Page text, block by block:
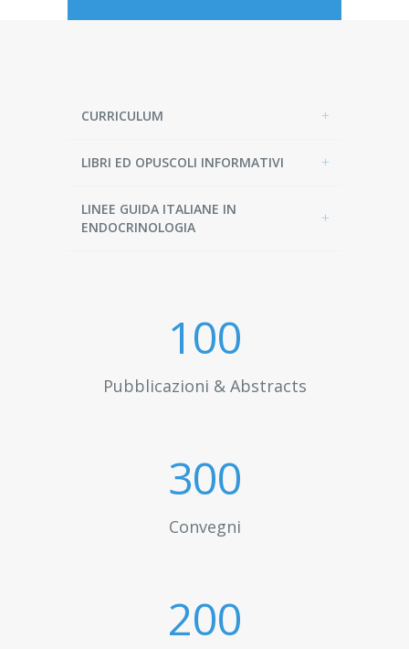
CURRICULUM
LIBRI ED OPUSCOLI INFORMATIVI
LINEE GUIDA ITALIANE IN
ENDOCRINOLOGIA
100
Pubblicazioni & Abstracts
300
Convegni
200